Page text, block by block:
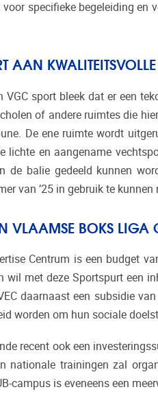
specifieke begeleiding
VGC sport bleek dat er een
of andere ruimtes die
De ene ruimte wordt
lichte en aangename
de balie gedeeld kunnen
van ’25 in gebruik te kunnen
VLAAMSE BOKS
Centrum is een budget
wil met deze Sportspurt een
daarnaast een subsidie
worden om hun sociale
recent ook een
nationale trainingen zal
campus is eveneens een